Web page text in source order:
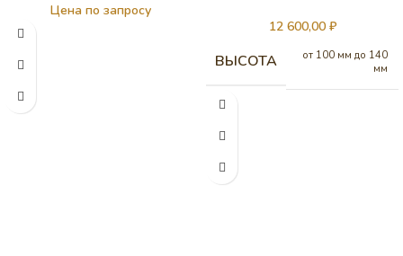
Цена по запросу
12 600,00 ₽
ВЫСОТА
от 100 мм до 140
мм